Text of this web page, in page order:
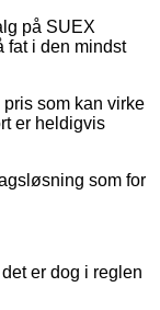
på SUEX
fat i den mindst
som kan virke
er heldigvis
som for
er dog i reglen